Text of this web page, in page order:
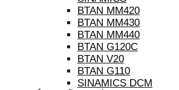
BTAN MM420
BTAN MM430
BTAN MM440
BTAN G120C
BTAN V20
BTAN G110
SINAMICS DCM